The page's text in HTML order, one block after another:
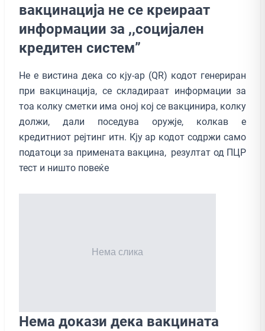
вакцинација не се креираат
информации за ,,социјален
кредитен систем”
Не е вистина дека со кју-ар (QR) кодот генериран
при вакцинација, се складираат информации за
тоа колку сметки има оној кој се вакцинира, колку
должи, дали поседува оружје, колкав е
кредитниот рејтинг итн. Кју ар кодот содржи само
податоци за примената вакцина, резултат од ПЦР
тест и ништо повеќе
Нема докази дека вакцината